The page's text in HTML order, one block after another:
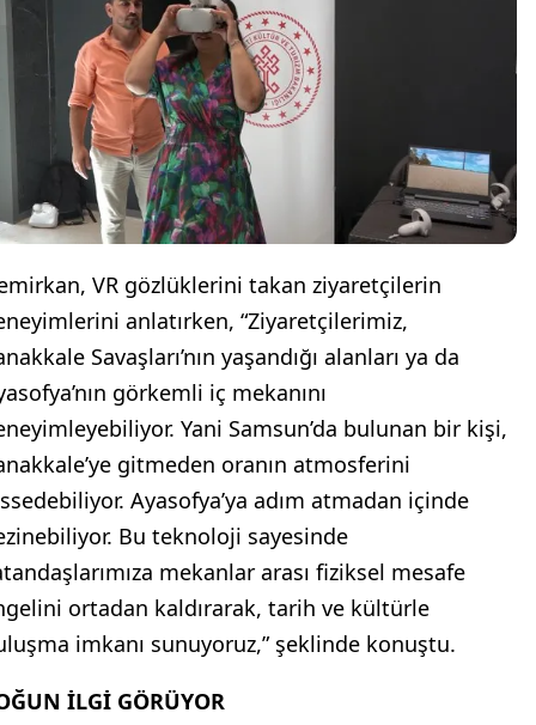
VR gözlüklerini takan ziyaretçilerin
anlatırken, “Ziyaretçilerimiz,
Savaşları’nın yaşandığı alanları ya da
görkemli iç mekanını
Yani Samsun’da bulunan bir kişi,
gitmeden oranın atmosferini
Ayasofya’ya adım atmadan içinde
Bu teknoloji sayesinde
mekanlar arası fiziksel mesafe
ortadan kaldırarak, tarih ve kültürle
imkanı sunuyoruz,” şeklinde konuştu.
İLGİ GÖRÜYOR